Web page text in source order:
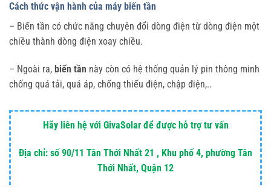
Cách thức vận hành của máy biến tần
– Biến tần có chức năng chuyên đổi dòng điện từ dòng điện một
chiều thành dòng điện xoay chiều.
– Ngoài ra, biến tần này còn có hệ thống quản lý pin thông minh
chống quá tải, quá áp, chống thiếu điện, chập điện,..
Hãy liên hệ với GivaSolar để được hỗ trợ tư vấn
Địa chỉ: số 90/11 Tân Thới Nhất 21 , Khu phố 4, phường Tân
Thới Nhất, Quận 12